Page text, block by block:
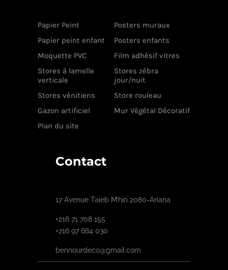
Papier Peint
Posters muraux
Papier peint enfant
Posters enfants
Moquette PVC
Film adhésif vitres
Stores à lamelle
verticale
Stores zébra
jour/nuit
Stores vénitiens
Store rouleau
Gazon artificiel
Mur Végétal Décoratif
Plan du site
Contact
17 Avenue Taieb M’hiri 2080-Ariana
+216 71 708 155
+216 97 684 030
bennourdeco@gmail.com